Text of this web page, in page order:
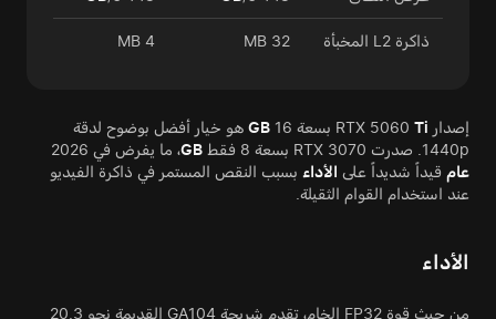
ذاكرة L2 المخبأة 32 MB
4 MB
إصدار RTX 5060 Ti بسعة 16 GB هو خيار أفضل بوضوح لدقة
1440p. صدرت RTX 3070 بسعة 8 فقط
GB، ما يفرض في 2026
عام قيداً شديداً على الأداء بسبب النقص المستمر في ذاكرة الفيديو
عند استخدام القوام الثقيلة.
الأداء
من حيث قوة FP32 الخام، تقدم شريحة GA104 القديمة نحو 20.3